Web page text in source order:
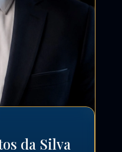
da Silva